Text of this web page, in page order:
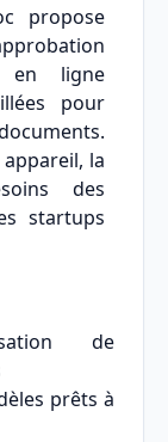
propose
en ligne
pour
la
des
startups
de
prêts à